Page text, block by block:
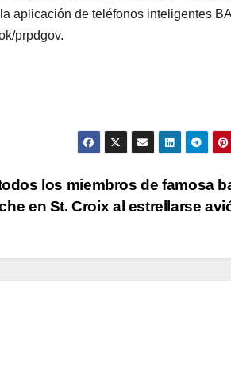
aplicación de teléfonos inteligentes
prpdgov.
los miembros de famosa
en St. Croix al estrellarse